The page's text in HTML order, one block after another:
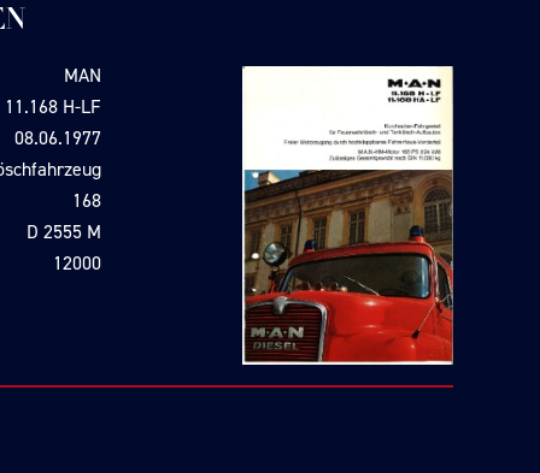
MAN
11.168 H-LF
08.06.1977
168
D 2555 M
12000